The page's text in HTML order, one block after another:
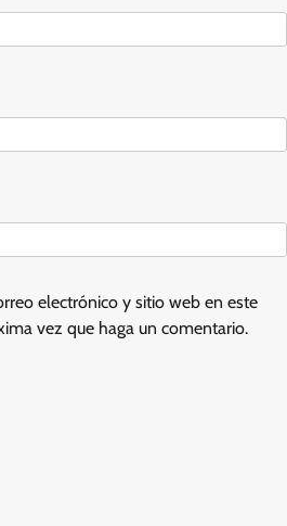
electrónico y sitio web en este
vez que haga un comentario.